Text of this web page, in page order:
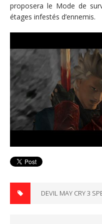
proposera le Mode de
étages infestés d’ennemis.
DEVIL MAY CRY 3